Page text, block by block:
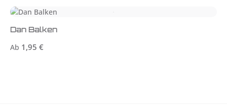
Dan Balken
Regulärer Preis:
Ab 1,95 €